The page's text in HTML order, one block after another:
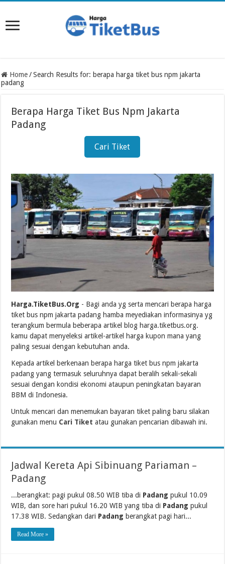
Home / Search Results for: berapa harga tiket bus npm jakarta
padang
Berapa Harga Tiket Bus Npm Jakarta
Padang
Cari Tiket
Harga.TiketBus.Org - Bagi anda yg serta mencari berapa harga
tiket bus npm jakarta padang hamba meyediakan informasinya yg
terangkum bermula beberapa artikel blog harga.tiketbus.org.
kamu dapat menyeleksi artikel-artikel harga kupon mana yang
paling sesuai dengan kebutuhan anda.
Kepada artikel berkenaan berapa harga tiket bus npm jakarta
padang yang termasuk seluruhnya dapat beralih sekali-sekali
sesuai dengan kondisi ekonomi ataupun peningkatan bayaran
BBM di Indonesia.
Untuk mencari dan menemukan bayaran tiket paling baru silakan
gunakan menu Cari Tiket atau gunakan pencarian dibawah ini.
Jadwal Kereta Api Sibinuang Pariaman –
Padang
...berangkat: pagi pukul 08.50 WIB tiba di Padang pukul 10.09
WIB, dan sore hari pukul 16.20 WIB yang tiba di Padang pukul
17.38 WIB. Sedangkan dari Padang berangkat pagi hari...
Read More »